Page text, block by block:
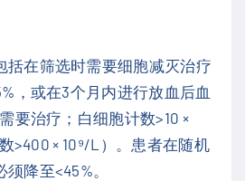
括在筛选时需要细胞减灭治疗
，或在3个月内进行放血后血
要治疗；白细胞计数>10 ×
>400 × 10⁹/L）。患者在随机
降至<45%。